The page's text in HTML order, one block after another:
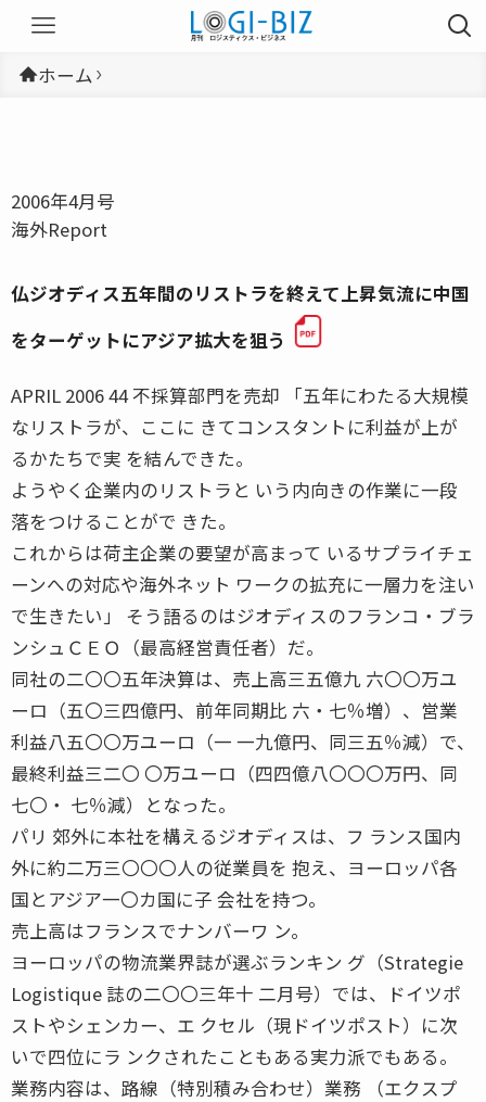
ホーム
2006年4月号
海外Report
仏ジオディス五年間のリストラを終えて上昇気流に中国
をターゲットにアジア拡大を狙う
APRIL 2006 44 不採算部門を売却 「五年にわたる大規模
なリストラが、ここに きてコンスタントに利益が上が
るかたちで実 を結んできた。
ようやく企業内のリストラと いう内向きの作業に一段
落をつけることがで きた。
これからは荷主企業の要望が高まって いるサプライチェ
ーンへの対応や海外ネット ワークの拡充に一層力を注い
で生きたい」 そう語るのはジオディスのフランコ・ブラ
ンシュＣＥＯ（最高経営責任者）だ。
同社の二〇〇五年決算は、売上高三五億九 六〇〇万ユ
ーロ（五〇三四億円、前年同期比 六・七％増）、営業
利益八五〇〇万ユーロ（一 一九億円、同三五％減）で、
最終利益三二〇 〇万ユーロ（四四億八〇〇〇万円、同
七〇・ 七％減）となった。
パリ 郊外に本社を構えるジオディスは、フ ランス国内
外に約二万三〇〇〇人の従業員を 抱え、ヨーロッパ各
国とアジア一〇カ国に子 会社を持つ。
売上高はフランスでナンバーワ ン。
ヨーロッパの物流業界誌が選ぶランキン グ（Strategie
Logistique 誌の二〇〇三年十 二月号）では、ドイツポ
ストやシェンカー、エ クセル（現ドイツポスト）に次
いで四位にラ ンクされたこともある実力派でもある。
業務内容は、路線（特別積み合わせ）業務 （エクスプ